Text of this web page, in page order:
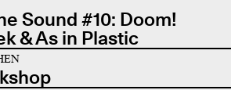
Sound #10: Doom!
& As in Plastic